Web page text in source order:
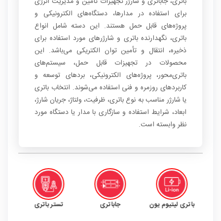
برای استفاده در مدارها، دستگاه‌های الکترونیکی و
پروژه‌های قابل حمل هستند. این دسته شامل انواع
باتری، نگهدارنده باتری و شارژرهای مورد استفاده برای
ذخیره، انتقال و تأمین توان الکتریکی می‌باشد. این
محصولات در تجهیزات قابل حمل، سیستم‌های
باتری‌محور، پروژه‌های الکترونیکی، بردهای توسعه و
کاربردهای روزمره و فنی استفاده می‌شوند. انتخاب باتری
یا شارژر مناسب به نوع باتری، ظرفیت، ولتاژ، جریان شارژ،
ابعاد، شرایط استفاده و سازگاری با مدار یا دستگاه مورد
نظر وابسته است.
باتری قلمی و نیم قلمی باتری کتابی باتری لیتیوم یون